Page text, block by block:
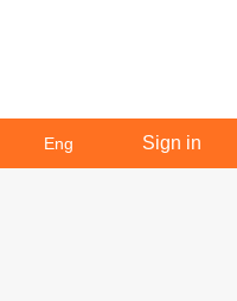
Eng Sign in